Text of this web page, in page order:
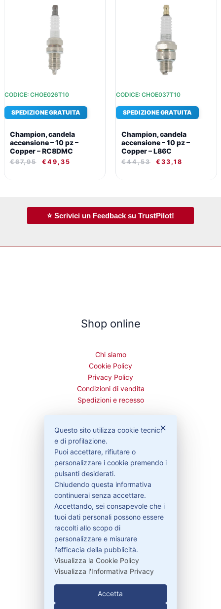
CODICE: CHOE026T10
SPEDIZIONE GRATUITA
Champion, candela
accensione – 10 pz –
Copper – RC8DMC
€67,95
PREZZO
ORIGINALE
€67,95.
€ 49,35
CODICE: CHOE037T10
SPEDIZIONE GRATUITA
Champion, candela
accensione – 10 pz –
Copper – L86C
€44,53
PREZZO
ORIGINALE
ERA:
€44,53.
€ 33,18
⭐ Scrivici un Feedback su TrustPilot!
Shop online
Chi siamo
Cookie Policy
Privacy Policy
Condizioni di vendita
Spedizioni e recesso
Bisogno di aiuto?
Contattaci
Garanzie
Contatti
329-30.78.513
✕
Questo sito utilizza cookie tecnici
e di profilazione.
Puoi accettare, rifiutare o
personalizzare i cookie premendo i
pulsanti desiderati.
Chiudendo questa informativa
continuerai senza accettare.
Accettando, sei consapevole che i
tuoi dati personali possono essere
raccolti allo scopo di
personalizzare e misurare
l'efficacia della pubblicità.
Visualizza la Cookie Policy
Visualizza l'Informativa Privacy
Accetta